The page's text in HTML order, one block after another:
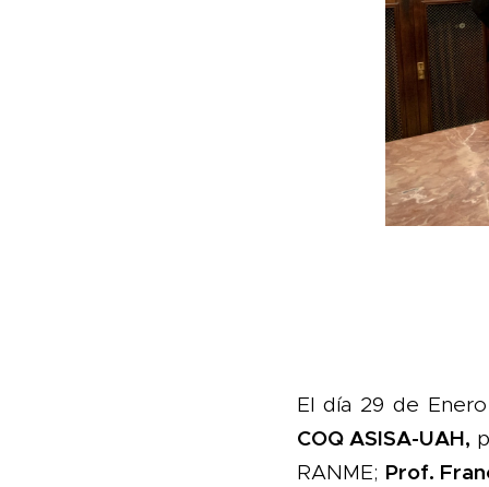
El día 29 de
COQ ASISA-UAH,
RANME; Prof.